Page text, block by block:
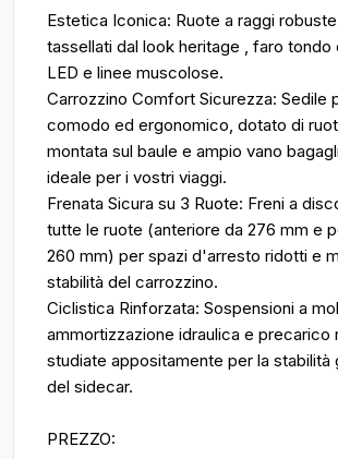
Estetica Iconica: Ruote a raggi
tassellati dal look heritage , faro tondo
LED e linee muscolose.
Carrozzino Comfort Sicurezza: Sedile
comodo ed ergonomico, dotato di
montata sul baule e ampio vano
ideale per i vostri viaggi.
Frenata Sicura su 3 Ruote: Freni a
tutte le ruote (anteriore da 276 mm e
260 mm) per spazi d'arresto ridotti e
stabilità del carrozzino.
Ciclistica Rinforzata: Sospensioni a
ammortizzazione idraulica e precarico
studiate appositamente per la stabilità
del sidecar.
PREZZO: